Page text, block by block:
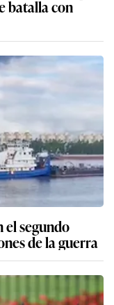
batalla con
el segundo
de la guerra